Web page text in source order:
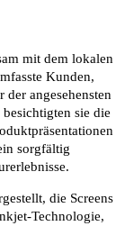
mit dem lokalen
Kunden,
der angesehensten
sie die
sorgfältig
die Screens
Technologie,